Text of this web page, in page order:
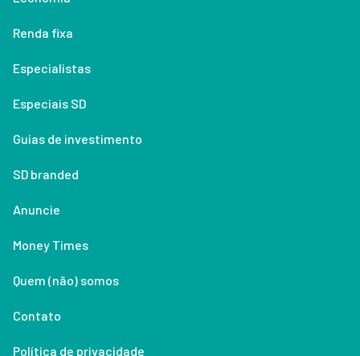
Renda fixa
Especialistas
Especiais SD
Guias de investimento
SD branded
Anuncie
Money Times
Quem (não) somos
Contato
Política de privacidade